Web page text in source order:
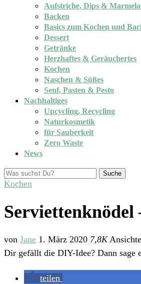
Aufstriche, Dips &
Backen
Basics zum Kochen und
Dessert
Getränke
Herzhaftes & Geräuchertes
Kochen
Naschen & Süßes
Senf, Pasten & Pesto
Nachhaltiges
Upcycling, Recycling
Naturkosmetik
für Sauberkeit
Zero Waste
News
Suche
Kochen
Serviettenknödel
von Jane 1. März 2020 7,8K
Dir gefällt die DIY-Idee? Dann sage
teilen